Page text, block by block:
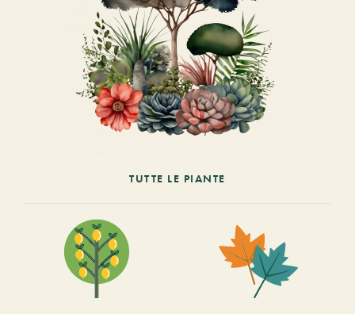
TUTTE LE PIANTE